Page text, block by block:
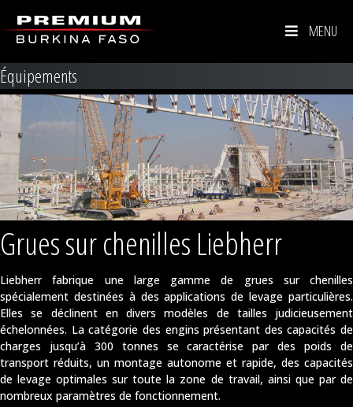
MENU
Équipements
Grues sur chenilles Liebherr
Liebherr fabrique une large gamme de grues sur chenilles
spécialement destinées à des applications de levage particulières.
Elles se déclinent en divers modèles de tailles judicieusement
échelonnées. La catégorie des engins présentant des capacités de
charges jusqu’à 300 tonnes se caractérise par des poids de
transport réduits, un montage autonome et rapide, des capacités
de levage optimales sur toute la zone de travail, ainsi que par de
nombreux paramètres de fonctionnement.